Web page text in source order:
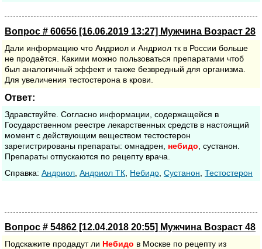
Вопрос # 60656 [16.06.2019 13:27] Мужчина Возраст 28
Дали информацию что Андриол и Андриол тк в России больше
не продаётся. Какими можно пользоваться препаратами чтоб
был аналогичный эффект и также безвредный для организма.
Для увеличения тестостерона в крови.
Ответ:
Здравствуйте. Согласно информации, содержащейся в
Государственном реестре лекарственных средств в настоящий
момент с действующим веществом тестостерон
зарегистрированы препараты: омнадрен, небидо , сустанон.
Препараты отпускаются по рецепту врача.
Cправка: Андриол Андриол ТК Небидо Сустанон Тестостерон
Вопрос # 54862 [12.04.2018 20:55] Мужчина Возраст 48
Подскажите продадут ли Небидо в Москве по рецепту из